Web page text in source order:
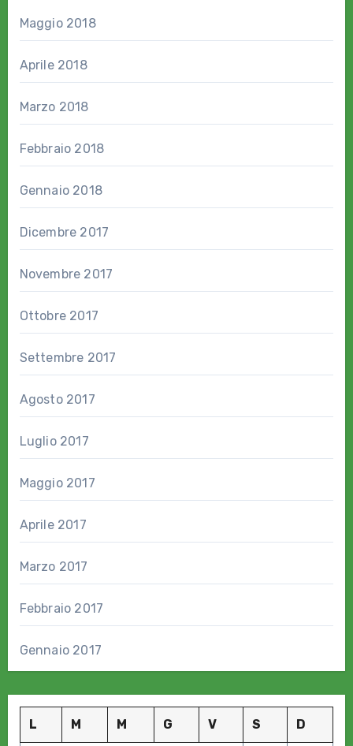
Maggio 2018
Aprile 2018
Marzo 2018
Febbraio 2018
Gennaio 2018
Dicembre 2017
Novembre 2017
Ottobre 2017
Settembre 2017
Agosto 2017
Luglio 2017
Maggio 2017
Aprile 2017
Marzo 2017
Febbraio 2017
Gennaio 2017
L M M G V S D